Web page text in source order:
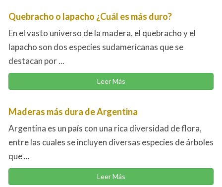
Quebracho o lapacho ¿Cuál es más duro?
En el vasto universo de la madera, el quebracho y el
lapacho son dos especies sudamericanas que se
destacan por ...
Leer Más
Maderas más dura de Argentina
Argentina es un país con una rica diversidad de flora,
entre las cuales se incluyen diversas especies de árboles
que ...
Leer Más